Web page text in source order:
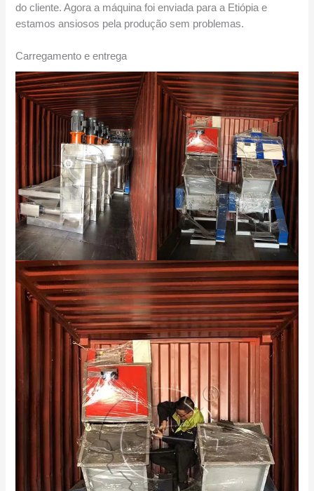
do cliente. Agora a máquina foi enviada para a Etiópia e
estamos ansiosos pela produção sem problemas.
Carregamento e entrega